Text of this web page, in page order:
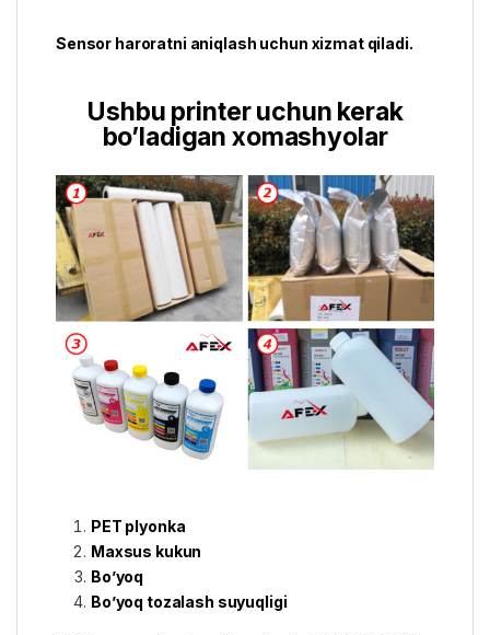
Sensor haroratni aniqlash uchun xizmat qiladi.
Ushbu printer uchun kerak
bo’ladigan xomashyolar
PET plyonka
Maxsus kukun
Bo’yoq
Bo’yoq tozalash suyuqligi